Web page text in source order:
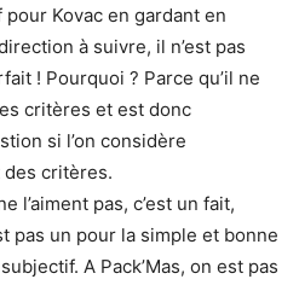
Kovac en gardant en
à suivre, il n’est pas
! Pourquoi ? Parce qu’il ne
critères et est donc
si l’on considère
des critères.
l’aiment pas, c’est un fait,
pas un pour la simple et bonne
A Pack’Mas, on est pas